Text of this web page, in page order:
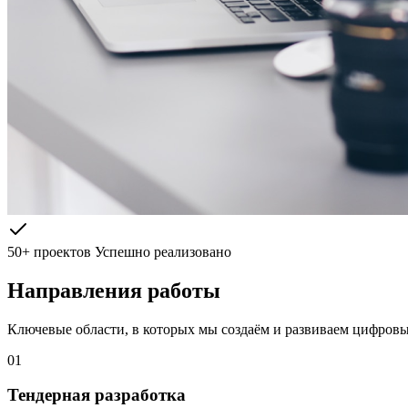
50+ проектов Успешно реализовано
Направления работы
Ключевые области, в которых мы создаём и развиваем
01
Тендерная разработка